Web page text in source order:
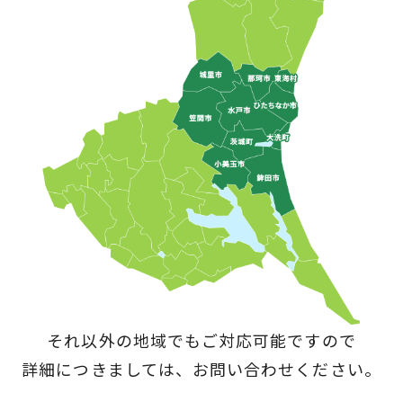
それ以外の地域でもご対応可能ですので
詳細につきましては、お問い合わせください。